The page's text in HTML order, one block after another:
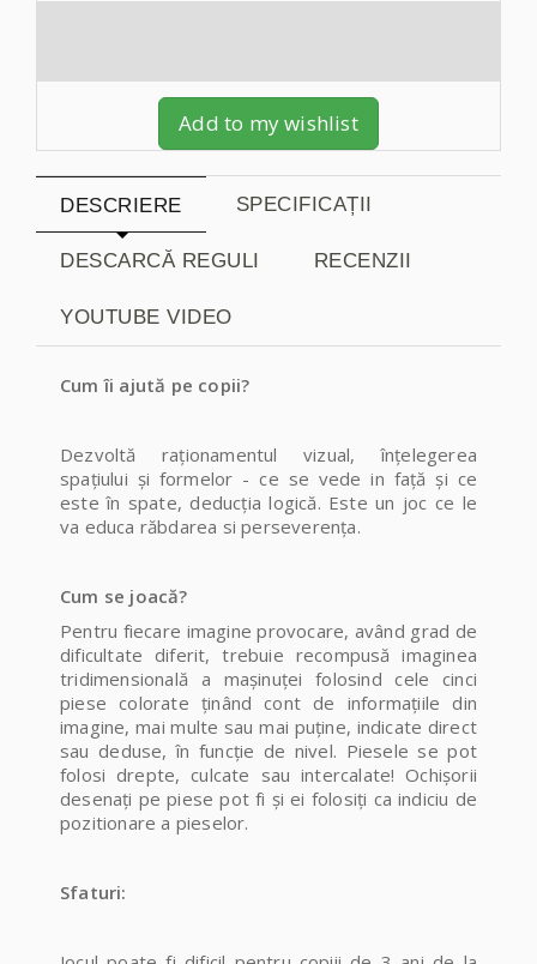
Add to my wishlist
DESCRIERE SPECIFICAȚII
DESCARCĂ REGULI RECENZII
YOUTUBE VIDEO
Cum îi ajută pe copii?
Dezvoltă raționamentul vizual, înțelegerea
spațiului și formelor - ce se vede in față și ce
este în spate, deducția logică. Este un joc ce le
va educa răbdarea si perseverența.
Cum se joacă?
Pentru fiecare imagine provocare, având grad de
dificultate diferit, trebuie recompusă imaginea
tridimensională a mașinuței folosind cele cinci
piese colorate ținând cont de informațiile din
imagine, mai multe sau mai puține, indicate direct
sau deduse, în funcție de nivel. Piesele se pot
folosi drepte, culcate sau intercalate! Ochișorii
desenați pe piese pot fi și ei folosiți ca indiciu de
pozitionare a pieselor.
Sfaturi: